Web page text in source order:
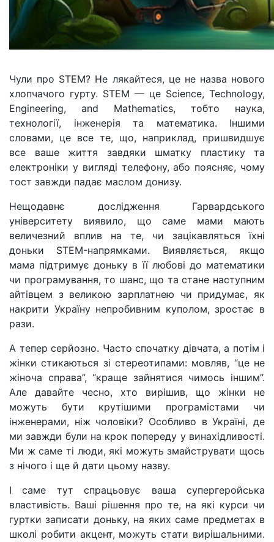
Чули про STEM? Не лякайтеся, це не назва нового
хлопчачого гурту. STEM — це Science, Technology,
Engineering, and Mathematics, тобто наука,
технології, інженерія та математика. Іншими
словами, це все те, що, наприклад, пришвидшує
все ваше життя завдяки шматку пластику та
електроніки у вигляді телефону, або поясняє, чому
тост завжди падає маслом донизу.
Нещодавнє дослідження Гарвардського
університету виявило, що саме мами мають
величезний вплив на те, чи зацікавляться їхні
доньки STEM-напрямками. Виявляється, якщо
мама підтримує доньку в її любові до математики
чи програмування, то шанс, що та стане наступним
айтівцем з великою зарплатнею чи придумає, як
накрити Україну непробивним куполом, зростає в
рази.
А тепер серйозно. Часто спочатку дівчата, а потім і
жінки стикаються зі стереотипами: мовляв, “це не
жіноча справа”, “краще зайнятися чимось іншим”.
Але давайте чесно, хто вирішив, що жінки не
можуть бути крутішими програмістами чи
інженерами, ніж чоловіки? Особливо в Україні, де
ми завжди були на крок попереду у винахідливості.
Ми ж саме ті люди, які можуть змайструвати щось
з нічого і ще й дати цьому назву.
І саме тут спрацьовує ваша супергеройська
властивість. Ваші рішення про те, на які курси чи
гуртки записати доньку, на яких саме предметах в
школі робити акцент, можуть стати вирішальними.